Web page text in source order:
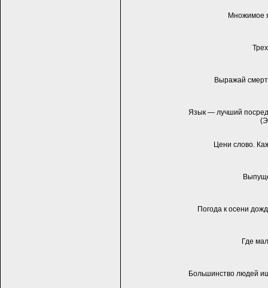
Множимое
Выражай
Язык — лучший
Цени слово.
Погода к осени
Где
Большинство людей